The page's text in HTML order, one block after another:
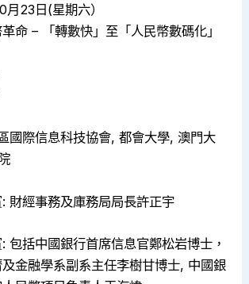
月23日(星期六）
命 – 「轉數快」至「人民幣數碼化」
國際信息科技協會, 都會大學, 澳門大
財經事務及庫務局局長許正宇
包括中國銀行首席信息官鄭松岩博士，
金融學系副系主任李樹甘博士, 中國銀